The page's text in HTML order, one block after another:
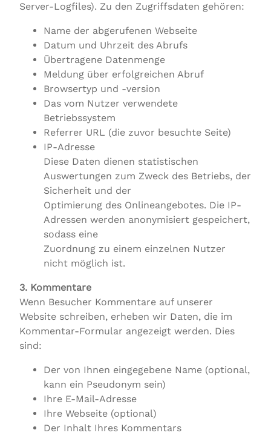
Server-Logfiles). Zu den Zugriffsdaten gehören:
Name der abgerufenen Webseite
Datum und Uhrzeit des Abrufs
Übertragene Datenmenge
Meldung über erfolgreichen Abruf
Browsertyp und -version
Das vom Nutzer verwendete
Betriebssystem
Referrer URL (die zuvor besuchte Seite)
IP-Adresse
Diese Daten dienen statistischen
Auswertungen zum Zweck des Betriebs, der
Sicherheit und der
Optimierung des Onlineangebotes. Die IP-
Adressen werden anonymisiert gespeichert,
sodass eine
Zuordnung zu einem einzelnen Nutzer
nicht möglich ist.
3. Kommentare
Wenn Besucher Kommentare auf unserer
Website schreiben, erheben wir Daten, die im
Kommentar-Formular angezeigt werden. Dies
sind:
Der von Ihnen eingegebene Name (optional,
kann ein Pseudonym sein)
Ihre E-Mail-Adresse
Ihre Webseite (optional)
Der Inhalt Ihres Kommentars